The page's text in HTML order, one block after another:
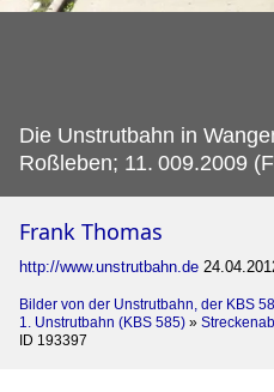
Die Unstrutbahn in
Roßleben; 11. 009.2009
Frank Thomas
http://www.unstrutbahn.de
Bilder von der Unstrutbahn, der KBS
1. Unstrutbahn (KBS 585) »
ID 193397